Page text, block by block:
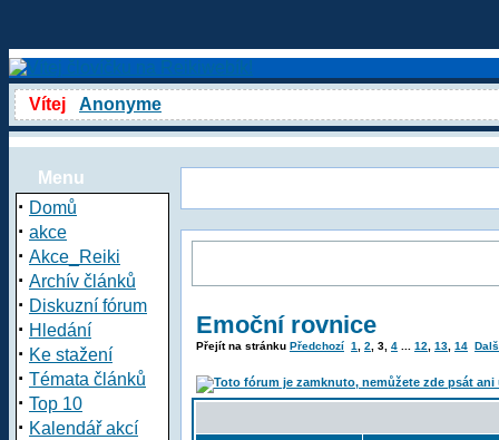
Vítej Anonyme
Menu
· Domů
· akce
· Akce_Reiki
· Archív článků
· Diskuzní fórum
· Hledání
· Ke stažení
· Témata článků
· Top 10
· Kalendář akcí
Emoční rovnice
Přejít na stránku Předchozí 1 2 3 4 12 13 14